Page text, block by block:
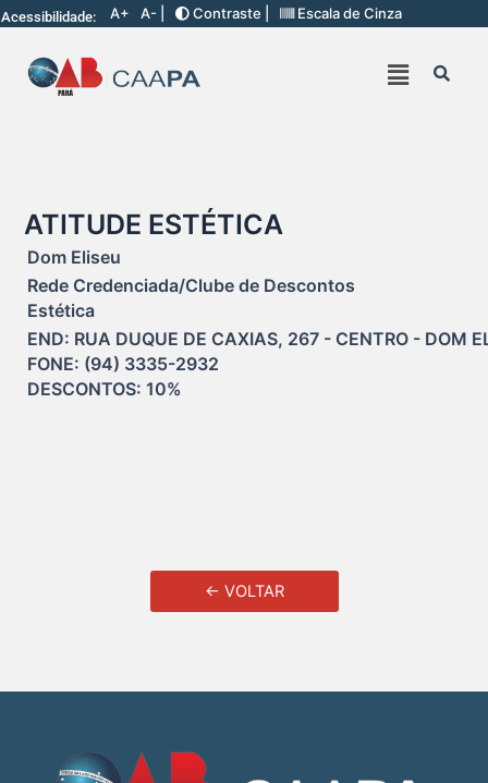
Acessibilidade: A+ A- | Contraste | Escala de Cinza
ATITUDE ESTÉTICA
Dom Eliseu
Rede Credenciada/Clube de Descontos
Estética
END: RUA DUQUE DE CAXIAS, 267 - CENTRO - DOM
FONE: (94) 3335-2932
DESCONTOS: 10%
← VOLTAR